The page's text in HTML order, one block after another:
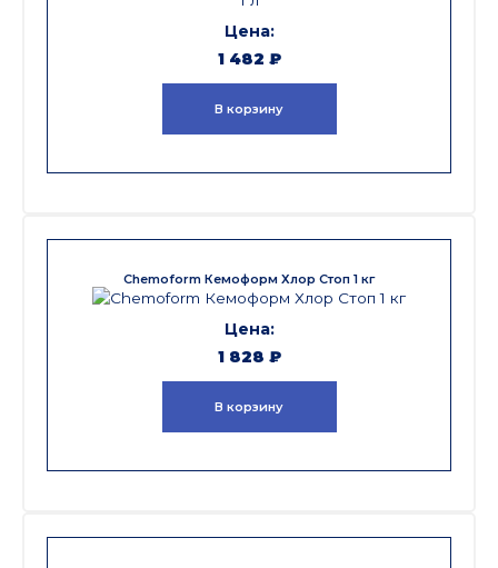
1 482 ₽
В корзину
Chemoform Кемоформ Хлор Стоп 1 кг
1 828 ₽
В корзину